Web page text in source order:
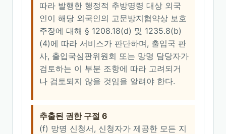
따라 발행한 행정적 추방명령 대상 외국
인이 해당 외국인의 고문방지협약상 보호
주장에 대해 § 1208.18(d) 및 1235.8(b)
(4)에 따라 서비스가 판단하며, 출입국 판
사, 출입국심판위원회 또는 망명 담당자가
검토하는 이 부분 조항에 따라 고려되거
나 검토되지 않을 것임을 알려야 한다.
추출된 권한 구절 6
(f) 망명 신청서, 신청자가 제공한 모든 지